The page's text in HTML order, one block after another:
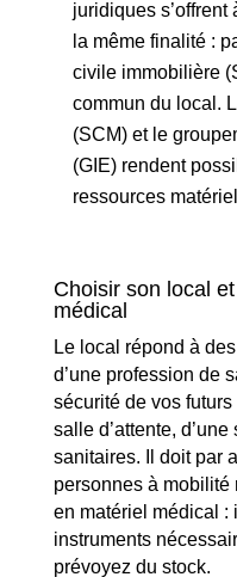
juridiques s’offrent
la même finalité :
civile immobilière
commun du local.
(SCM) et le
(GIE) rendent
ressources
Choisir son local
médical
Le local répond à
d’une profession de
sécurité de vos futurs
salle d’attente,
sanitaires. Il doit par
personnes à
en matériel médical :
instruments
prévoyez du stock.